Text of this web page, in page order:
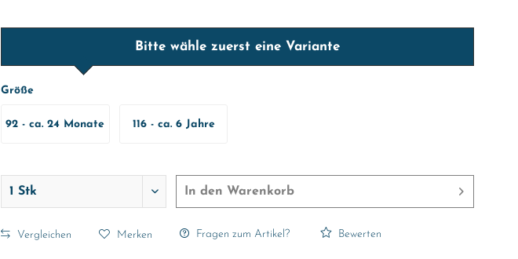
Bitte wähle zuerst eine Variante
Größe
92 - ca. 24 Monate 116 - ca. 6 Jahre
In den Warenkorb
Vergleichen Merken Fragen zum Artikel? Bewerten